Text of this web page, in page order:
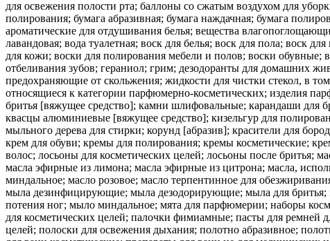
для освежения полости рта; баллоны со сжатым воздухом для
полирования; бумага абразивная; бумага наждачная; бумага
ароматические для отдушивания белья; вещества
лавандовая; вода туалетная; воск для белья; воск для пола; воск
для кожи; воски для полирования мебели и полов; воски
отбеливания зубов; гераниол; грим; дезодоранты для домашних
предохраняющие от скольжения; жидкости для чистки стекол, в
относящиеся к категории парфюмерно-косметических; изделия
бритья [вяжущее средство]; камни шлифовальные; карандаши для
квасцы алюминиевые [вяжущее средство]; кизельгур для
мыльного дерева для стирки; корунд [абразив]; красители для
крем для обуви; кремы для полирования; кремы косметические;
волос; лосьоны для косметических целей; лосьоны после бритья;
масла эфирные из лимона; масла эфирные из цитрона; масла,
миндальное; масло розовое; масло терпентинное для
мыла дезинфицирующие; мыла дезодорирующие; мыла для бритья;
потения ног; мыло миндальное; мята для парфюмерии; наборы
для косметических целей; палочки фимиамные; пасты для ремней
целей; полоски для освежения дыхания; полотно абразивное;